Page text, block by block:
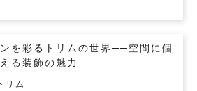
を彩るトリムの世界──空間に個
る装飾の魅力
リム